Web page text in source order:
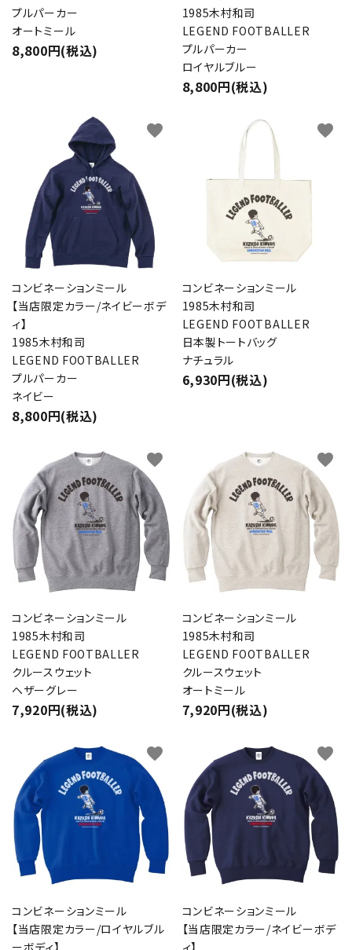
プルパーカー
オートミール
8,800円(税込)
1985木村和司
LEGEND FOOTBALLER
プルパーカー
ロイヤルブルー
8,800円(税込)
コンビネーションミール
【当店限定カラー/ネイビーボデ
ィ】
1985木村和司
LEGEND FOOTBALLER
プルパーカー
ネイビー
8,800円(税込)
favorite
コンビネーションミール
1985木村和司
LEGEND FOOTBALLER
日本製トートバッグ
ナチュラル
6,930円(税込)
favorite
コンビネーションミール
1985木村和司
LEGEND FOOTBALLER
クルースウェット
ヘザーグレー
7,920円(税込)
favorite
コンビネーションミール
1985木村和司
LEGEND FOOTBALLER
クルースウェット
オートミール
7,920円(税込)
favorite
コンビネーションミール
【当店限定カラー/ロイヤルブル
favorite
コンビネーションミール
【当店限定カラー/ネイビーボデ
favorite